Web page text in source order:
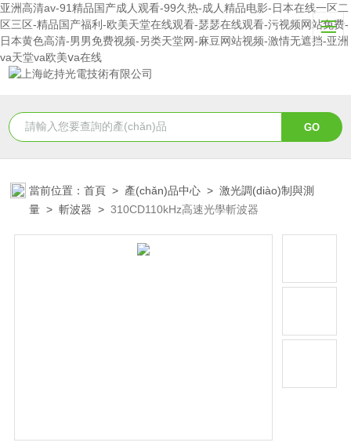
亚洲高清av-91精品国产成人观看-99久热-成人精品电影-日本在线一区二
区三区-精品国产福利-欧美天堂在线观看-瑟瑟在线观看-污视频网站免费-
日本黄色高清-男男免费视频-另类天堂网-麻豆网站视频-激情无遮挡-亚洲
va天堂va欧美ⅴa在线
當前位置：首頁 > 產(chǎn)品中心 >激光調(diào)制與測
量 >斬波器 >310CD110kHz高速光學斬波器